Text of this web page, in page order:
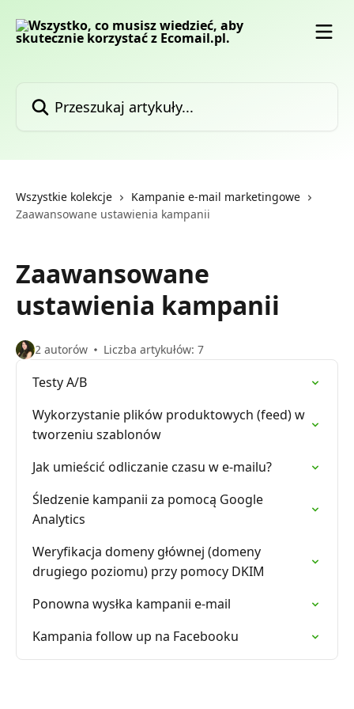
Wszystkie kolekcje
Kampanie e-mail marketingowe
Zaawansowane ustawienia kampanii
Zaawansowane
ustawienia kampanii
2 autorów Liczba artykułów: 7
Testy A/B
Wykorzystanie plików produktowych (feed) w
tworzeniu szablonów
Jak umieścić odliczanie czasu w e-mailu?
Śledzenie kampanii za pomocą Google
Analytics
Weryfikacja domeny głównej (domeny
drugiego poziomu) przy pomocy DKIM
Ponowna wysłka kampanii e-mail
Kampania follow up na Facebooku